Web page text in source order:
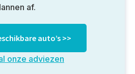
af.
auto’s >>
onze adviezen